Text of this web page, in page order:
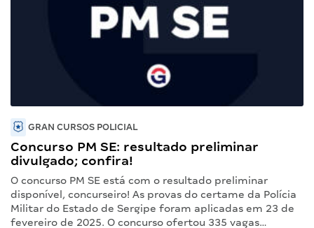
GRAN CURSOS POLICIAL
Concurso PM SE: resultado preliminar
divulgado; confira!
O concurso PM SE está com o resultado preliminar
disponível, concurseiro! As provas do certame da Polícia
Militar do Estado de Sergipe foram aplicadas em 23 de
fevereiro de 2025. O concurso ofertou 335 vagas…